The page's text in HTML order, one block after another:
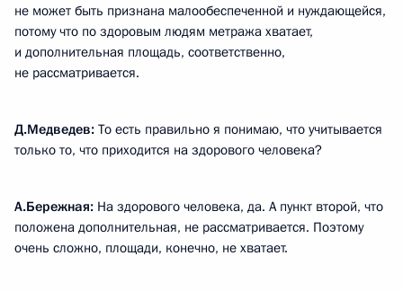
не может быть признана малообеспеченной и нуждающейся,
потому что по здоровым людям метража хватает,
и дополнительная площадь, соответственно,
не рассматривается.
Д.Медведев: То есть правильно я понимаю, что учитывается
только то, что приходится на здорового человека?
А.Бережная: На здорового человека, да. А пункт второй, что
положена дополнительная, не рассматривается. Поэтому
очень сложно, площади, конечно, не хватает.